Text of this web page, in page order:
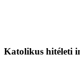
Katolikus hitéleti